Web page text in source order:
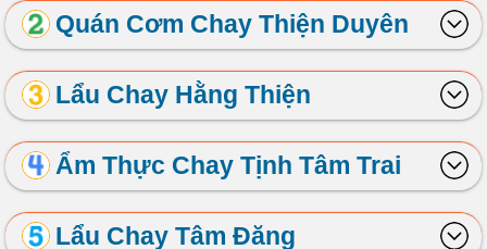
Quán Cơm Chay Thiện Duyên
Lẩu Chay Hằng Thiện
Ẩm Thực Chay Tịnh Tâm Trai
Lẩu Chay Tâm Đăng